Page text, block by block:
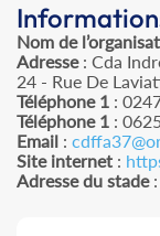
Nom de
Adresse: Cda
24 - Rue De
Téléphone 1 :
Téléphone 1 :
Email :
Site internet :
Adresse du stade: